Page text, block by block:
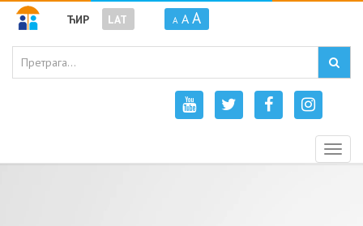
ЋИР LAT A A A